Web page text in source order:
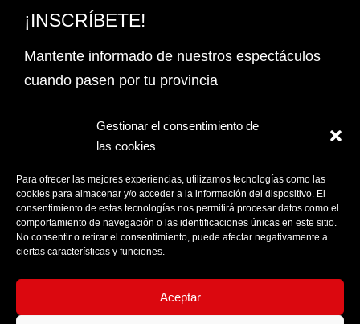
Gestionar el consentimiento de
las cookies
Para ofrecer las mejores experiencias, utilizamos tecnologías como las
cookies para almacenar y/o acceder a la información del dispositivo. El
consentimiento de estas tecnologías nos permitirá procesar datos como el
comportamiento de navegación o las identificaciones únicas en este sitio.
No consentir o retirar el consentimiento, puede afectar negativamente a
ciertas características y funciones.
Aceptar
¡INSCRÍBETE!
Mantente informado de nuestros espectáculos
cuando pasen por tu provincia
Email Address*
PROVINCIA
Acepto laPolítica de privacidad